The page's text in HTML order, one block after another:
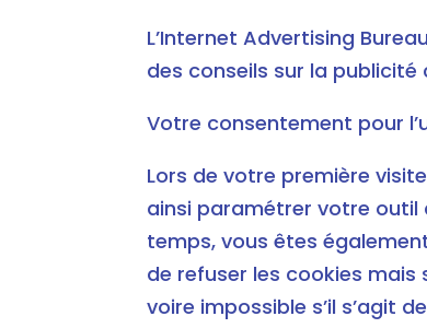
L’Internet Advertising
des conseils sur la
Votre consentement pour
Lors de votre première
ainsi paramétrer votre outil
temps, vous êtes
de refuser les cookies
voire impossible s’il s’agit